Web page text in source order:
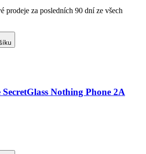
prodeje za posledních 90 dní ze všech
Nothing Phone 2A